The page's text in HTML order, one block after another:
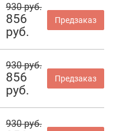
930 руб.
856
руб.
Предзаказ
930 руб.
856
руб.
Предзаказ
930 руб.